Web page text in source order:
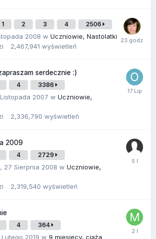
1 2 3 4 2506
2008 w Uczniowie, Nastolatki
2,467,941 wyświetleń
serdecznie :)
4 3386
2007 w Uczniowie,
2,336,790 wyświetleń
2009
4 2729
, 27 Sierpnia 2008 w Uczniowie,
2,319,540 wyświetleń
4 364
Lutego 2019 w 9 miesięcy, ciąża